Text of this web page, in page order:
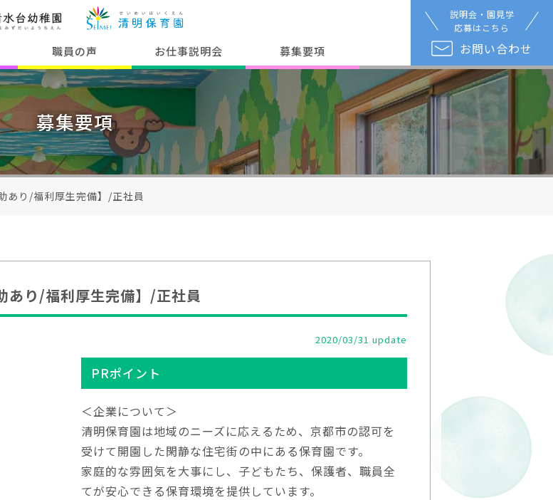
職員の声 お仕事説明会 募集要項
説明会・園見学
応募はこちら
お問い合わせ
募集要項
あり/福利厚生完備】/正社員
あり/福利厚生完備】/正社員
2020/03/31 update
PRポイント
＜企業について＞
清明保育園は地域のニーズに応えるため、京都市の認可を
受けて開園した閑静な住宅街の中にある保育園です。
家庭的な雰囲気を大事にし、子どもたち、保護者、職員全
てが安心できる保育環境を提供しています。